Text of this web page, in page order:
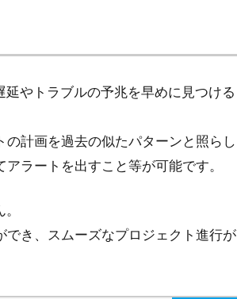
やトラブルの予兆を早めに見つける
計画を過去の似たパターンと照らし
ラートを出すこと等が可能です。
き、スムーズなプロジェクト進行が